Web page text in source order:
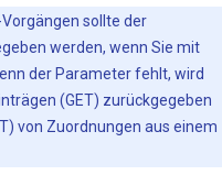
Vorgängen sollte der
werden, wenn Sie mit
der Parameter fehlt, wird
(GET) zurückgegeben
von Zuordnungen aus einem